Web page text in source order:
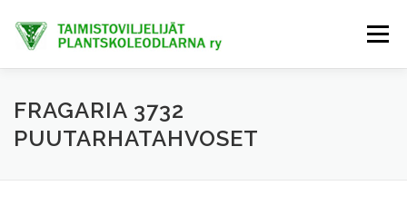
sisältöön
Valikko
ETUSIVU TIETOA MEISTÄ
FRAGARIA 3732
PUUTARHATAHVOSET